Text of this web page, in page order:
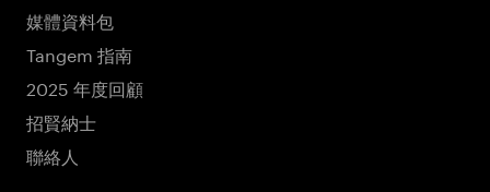
媒體資料包
Tangem 指南
2025 年度回顧
招賢納士
聯絡人